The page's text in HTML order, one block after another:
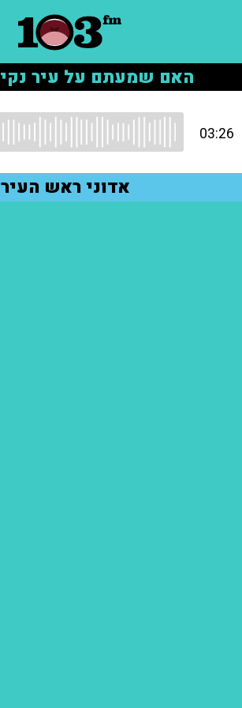
האם שמעתם על עיר
03:26
אדוני ראש העיר